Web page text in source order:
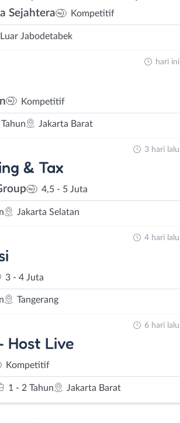
Sejahtera Kompetitif
Luar Jabodetabek
Kompetitif
Jakarta Barat
hari ini
& Tax
4,5 - 5 Juta
Jakarta Selatan
3 hari lalu
3 - 4 Juta
Tangerang
4 hari lalu
Host Live
Kompetitif
1 - 2 Tahun Jakarta Barat
6 hari lalu